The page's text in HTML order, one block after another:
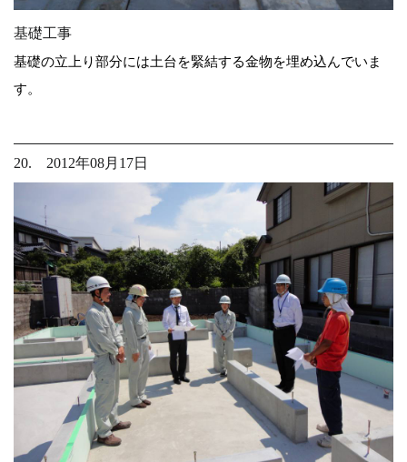
基礎工事
基礎の立上り部分には土台を緊結する金物を埋め込んでいま
す。
20. 2012年08月17日